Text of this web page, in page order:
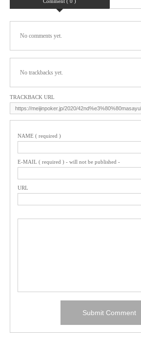
No comments yet.
No trackbacks yet.
TRACKBACK URL
NAME ( required )
E-MAIL ( required ) - will not be published -
URL